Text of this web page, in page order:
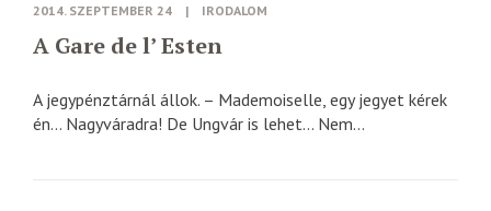
2014. SZEPTEMBER 24 | IRODALOM
A Gare de l’ Esten
A jegypénztárnál állok. – Mademoiselle, egy jegyet kérek
én… Nagyváradra! De Ungvár is lehet… Nem...